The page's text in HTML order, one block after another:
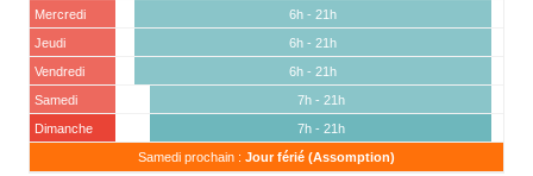
Mercredi
6h - 21h
Jeudi
6h - 21h
Vendredi
6h - 21h
Samedi
7h - 21h
Dimanche
7h - 21h
Samedi prochain : Jour férié (Assomption)